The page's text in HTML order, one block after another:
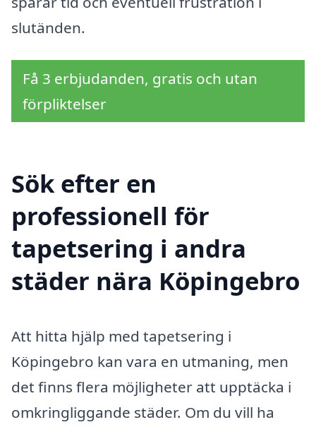
slutänden.
Få 3 erbjudanden, gratis och utan
förpliktelser
Sök efter en
professionell för
tapetsering i andra
städer nära Köpingebro
Att hitta hjälp med tapetsering i
Köpingebro kan vara en utmaning, men
det finns flera möjligheter att upptäcka i
omkringliggande städer. Om du vill ha